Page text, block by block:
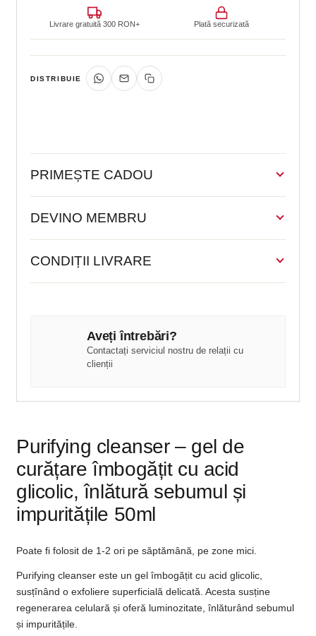
și
impuritățile
Livrare gratuită 300 RON+ Plată securizată
DISTRIBUIE
PRIMEȘTE CADOU
DEVINO MEMBRU
CONDIȚII LIVRARE
Aveți întrebări?
Contactați serviciul nostru de relații cu
clienții
Purifying cleanser – gel de
curățare îmbogățit cu acid
glicolic, înlătură sebumul și
impuritățile 50ml
Poate fi folosit de 1-2 ori pe săptămână, pe zone mici.
Purifying cleanser este un gel îmbogățit cu acid glicolic,
susțînând o exfoliere superficială delicată. Acesta susține
regenerarea celulară și oferă luminozitate, înlăturând sebumul
și impuritățile.